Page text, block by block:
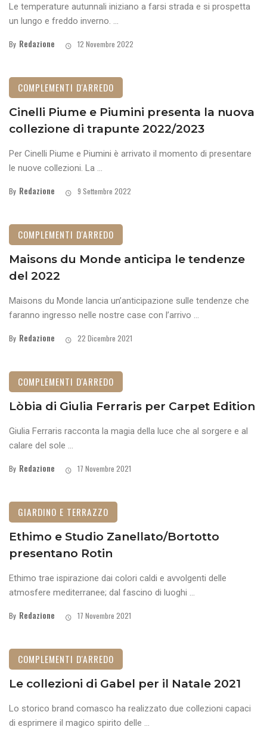
Le temperature autunnali iniziano a farsi strada e si prospetta
un lungo e freddo inverno. ...
By Redazione 12 Novembre 2022
COMPLEMENTI D'ARREDO
Cinelli Piume e Piumini presenta la nuova
collezione di trapunte 2022/2023
Per Cinelli Piume e Piumini è arrivato il momento di presentare
le nuove collezioni. La ...
By Redazione 9 Settembre 2022
COMPLEMENTI D'ARREDO
Maisons du Monde anticipa le tendenze
del 2022
Maisons du Monde lancia un’anticipazione sulle tendenze che
faranno ingresso nelle nostre case con l’arrivo ...
By Redazione 22 Dicembre 2021
COMPLEMENTI D'ARREDO
Lòbia di Giulia Ferraris per Carpet Edition
Giulia Ferraris racconta la magia della luce che al sorgere e al
calare del sole ...
By Redazione 17 Novembre 2021
GIARDINO E TERRAZZO
Ethimo e Studio Zanellato/Bortotto
presentano Rotin
Ethimo trae ispirazione dai colori caldi e avvolgenti delle
atmosfere mediterranee; dal fascino di luoghi ...
By Redazione 17 Novembre 2021
COMPLEMENTI D'ARREDO
Le collezioni di Gabel per il Natale 2021
Lo storico brand comasco ha realizzato due collezioni capaci
di esprimere il magico spirito delle ...